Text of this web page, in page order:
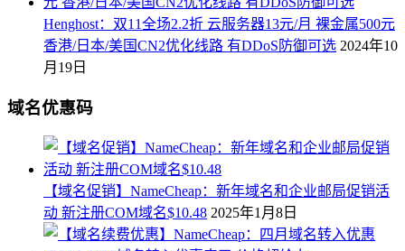
Henghost：双11全场2.2折 云服务器13元/月 裸金属500元
香港/日本/美国CN2优化线路 有DDoS防御可选 2024年10
月19日
域名优惠码
【域名促销】NameCheap：新年域名和企业邮局促销活
动 新注册COM域名$10.48 2025年1月8日